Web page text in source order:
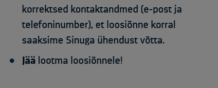
korrektsed kontaktandmed (e-post ja
telefoninumber), et loosiõnne korral
saaksime Sinuga ühendust võtta.
Jää lootma loosiõnnele!